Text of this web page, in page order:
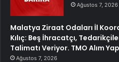
Ağustos 7, 2026
Malatya Ziraat Odaları İl
Kılıç: Beş İhracatçı,
Talimatı Veriyor. TMO Alım
Ağustos 7, 2026